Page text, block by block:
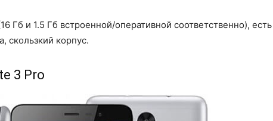
Гб и 1.5 Гб встроенной/оперативной соответственно), есть
скользкий корпус.
3 Pro